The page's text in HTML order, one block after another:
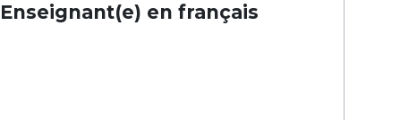
Enseignant(e) en français